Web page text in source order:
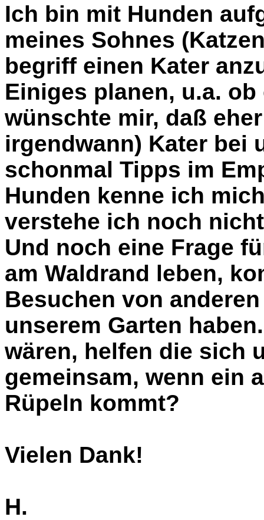
Ich bin mit Hunden
meines Sohnes
begriff einen Kater
Einiges planen, u.a.
wünschte mir, daß
irgendwann) Kater bei
schonmal Tipps im
Hunden kenne ich
verstehe ich noch
Und noch eine Frage
am Waldrand leben,
Besuchen von
unserem Garten
wären, helfen die sich
gemeinsam, wenn ein
Rüpeln kommt?
Vielen Dank!
H.